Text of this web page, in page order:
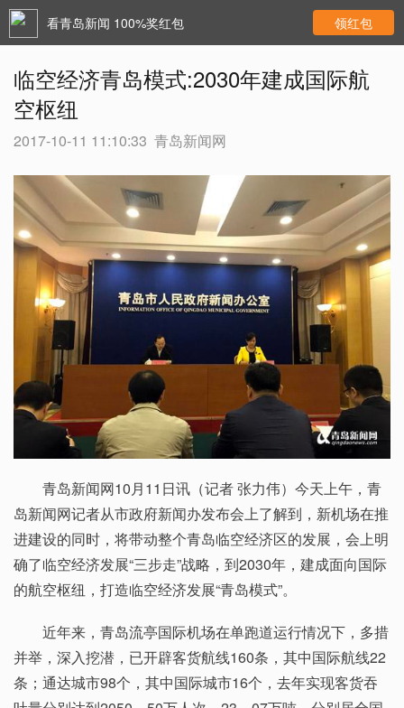
看青岛新闻 100%奖红包 领红包
临空经济青岛模式:2030年建成国际航
空枢纽
2017-10-11 11:10:33 青岛新闻网
青岛新闻网10月11日讯（记者 张力伟）今天上午，青
岛新闻网记者从市政府新闻办发布会上了解到，新机场在推
进建设的同时，将带动整个青岛临空经济区的发展，会上明
确了临空经济发展“三步走”战略，到2030年，建成面向国际
的航空枢纽，打造临空经济发展“青岛模式”。
近年来，青岛流亭国际机场在单跑道运行情况下，多措
并举，深入挖潜，已开辟客货航线160条，其中国际航线22
条；通达城市98个，其中国际城市16个，去年实现客货吞